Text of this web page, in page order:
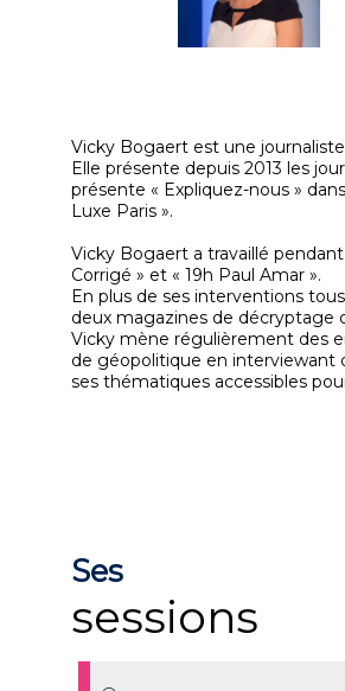
Vicky Bogaert est une
Elle présente depuis 2013 les
présente « Expliquez-nous »
Luxe Paris ».
Vicky Bogaert a travaillé
Corrigé » et « 19h Paul Amar ».
En plus de ses interventions
deux magazines de décryptage
Vicky mène régulièrement des
de géopolitique en interviewant
ses thématiques accessibles
Ses
sessions